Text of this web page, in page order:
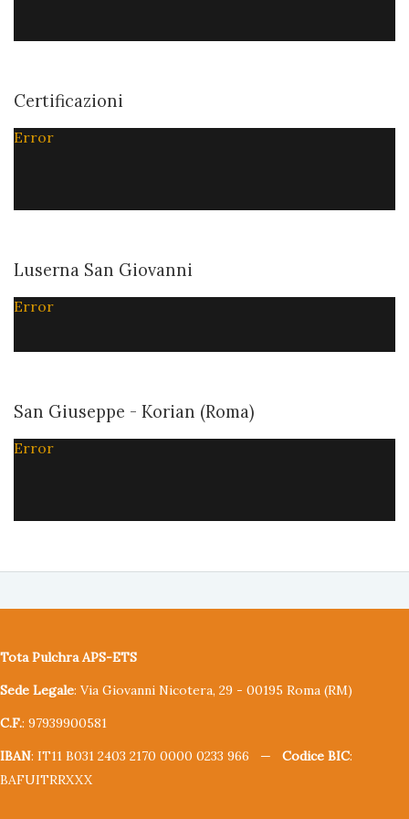
Certificazioni
Error
Luserna San Giovanni
Error
San Giuseppe - Korian (Roma)
Error
Tota Pulchra APS-ETS
Sede Legale: Via Giovanni Nicotera, 29 - 00195 Roma (RM)
C.F.: 97939900581
IBAN: IT11 B031 2403 2170 0000 0233 966 — Codice BIC:
BAFUITRRXXX